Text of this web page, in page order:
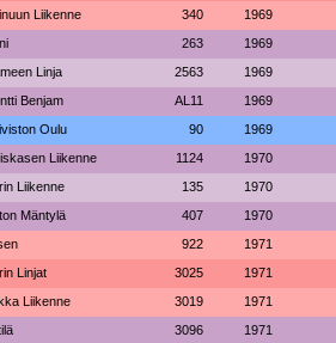
Liikenne 340 1969
263 1969
Linja 2563 1969
Benjam AL11 1969
Oulu 90 1969
Liikenne 1124 1970
Liikenne 135 1970
Mäntylä 407 1970
922 1971
Linjat 3025 1971
Liikenne 3019 1971
3096 1971